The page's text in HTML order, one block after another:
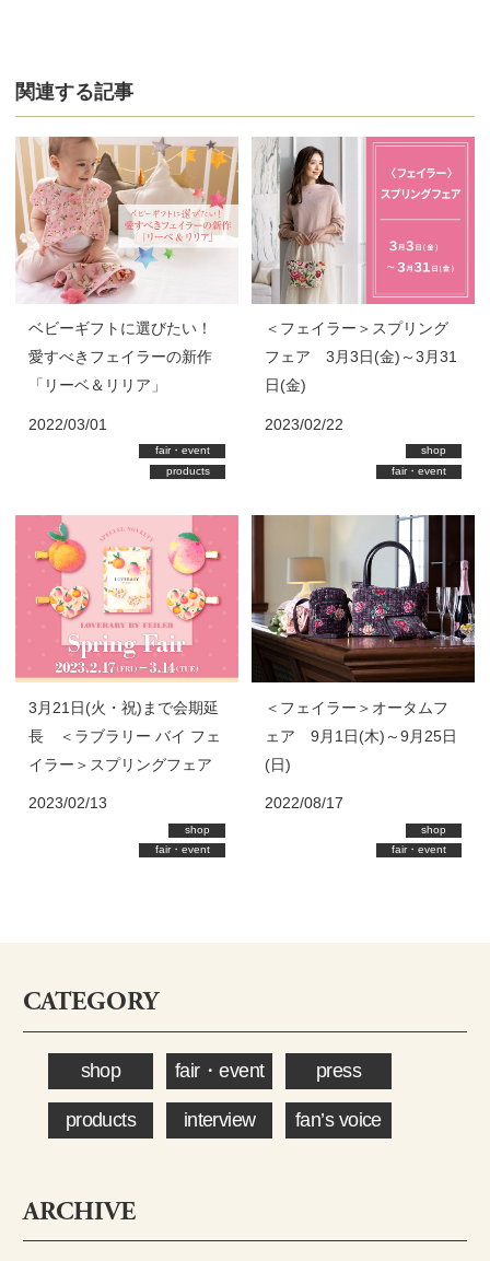
関連する記事
ベビーギフトに選びたい！
愛すべきフェイラーの新作
「リーベ＆リリア」
2022/03/01
fair・event
products
＜フェイラー＞スプリング
フェア 3月3日(金)～3月31
日(金)
2023/02/22
shop
fair・event
3月21日(火・祝)まで会期延
長 ＜ラブラリー バイ フェ
イラー＞スプリングフェア
2023/02/13
shop
fair・event
＜フェイラー＞オータムフ
ェア 9月1日(木)～9月25日
(日)
2022/08/17
shop
fair・event
CATEGORY
shop fair・event press
products interview fan’s voice
ARCHIVE